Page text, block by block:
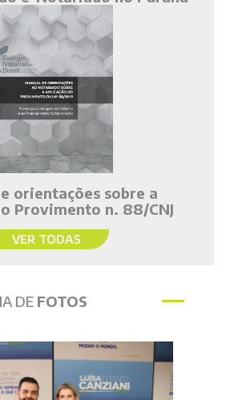
orientações sobre a
Provimento n. 88/CNJ
VER TODAS
DE FOTOS